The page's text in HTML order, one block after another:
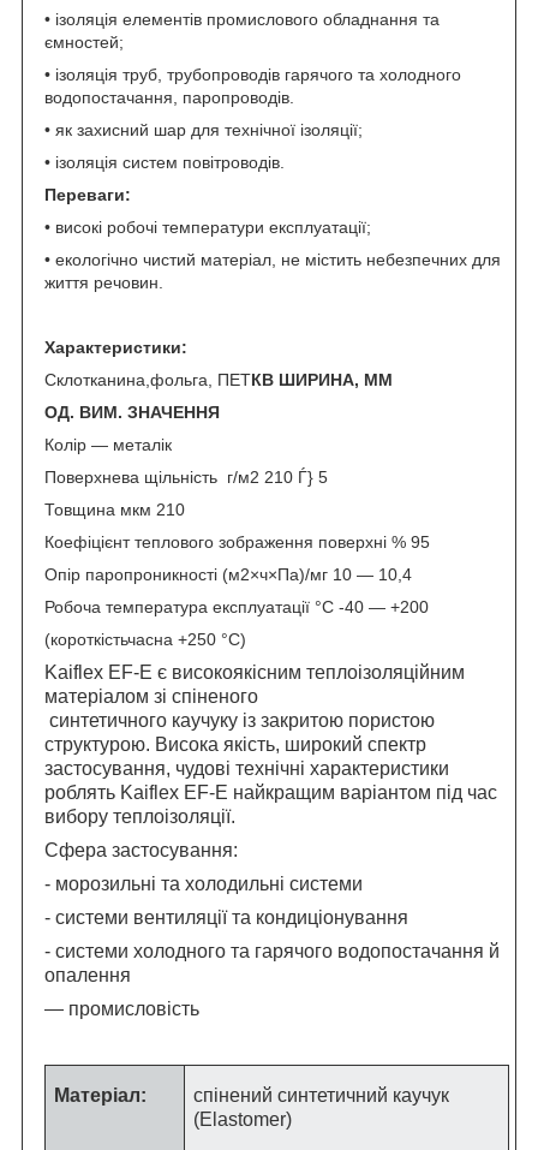
• ізоляція елементів промислового обладнання та
ємностей;
• ізоляція труб, трубопроводів гарячого та холодного
водопостачання, паропроводів.
• як захисний шар для технічної ізоляції;
• ізоляція систем повітроводів.
Переваги:
• високі робочі температури експлуатації;
• екологічно чистий матеріал, не містить небезпечних для
життя речовин.
Характеристики:
Склотканина,фольга, ПЕТКВ ШИРИНА, ММ
ОД. ВИМ. ЗНАЧЕННЯ
Колір — металік
Поверхнева щільність г/м2 210 Ѓ} 5
Товщина мкм 210
Коефіцієнт теплового зображення поверхні % 95
Опір паропроникності (м2×ч×Па)/мг 10 — 10,4
Робоча температура експлуатації °C -40 — +200
(короткістьчасна +250 °C)
Kaiflex EF-E є високоякісним теплоізоляційним
матеріалом зі спіненого
синтетичного каучуку із закритою пористою
структурою. Висока якість, широкий спектр
застосування, чудові технічні характеристики
роблять Kaiflex EF-E найкращим варіантом під час
вибору теплоізоляції.
Сфера застосування:
- морозильні та холодильні системи
- системи вентиляції та кондиціонування
- системи холодного та гарячого водопостачання й
опалення
— промисловість
Матеріал:
спінений синтетичний каучук
(Elastomer)